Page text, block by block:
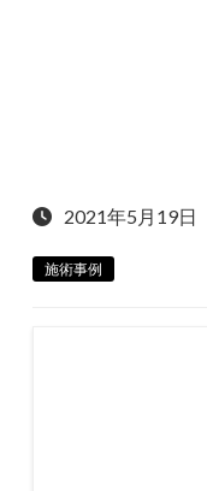
2021年5月19日
施術事例